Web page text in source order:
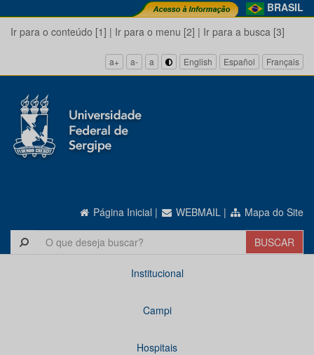
BRASIL
Ir para o conteúdo [1] | Ir para o menu [2] | Ir para a busca [3]
a+ a- a English Español Français
Página Inicial | WEBMAIL | Mapa do Site
Institucional
Campi
Hospitais